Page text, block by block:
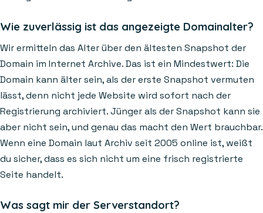
Wie zuverlässig ist das angezeigte Domainalter?
Wir ermitteln das Alter über den ältesten Snapshot der
Domain im Internet Archive. Das ist ein Mindestwert: Die
Domain kann älter sein, als der erste Snapshot vermuten
lässt, denn nicht jede Website wird sofort nach der
Registrierung archiviert. Jünger als der Snapshot kann sie
aber nicht sein, und genau das macht den Wert brauchbar.
Wenn eine Domain laut Archiv seit 2005 online ist, weißt
du sicher, dass es sich nicht um eine frisch registrierte
Seite handelt.
Was sagt mir der Serverstandort?